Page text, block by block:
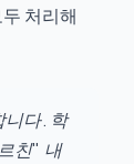
처리해
다. 학
친" 내